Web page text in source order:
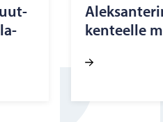
la­
ken­teel­le